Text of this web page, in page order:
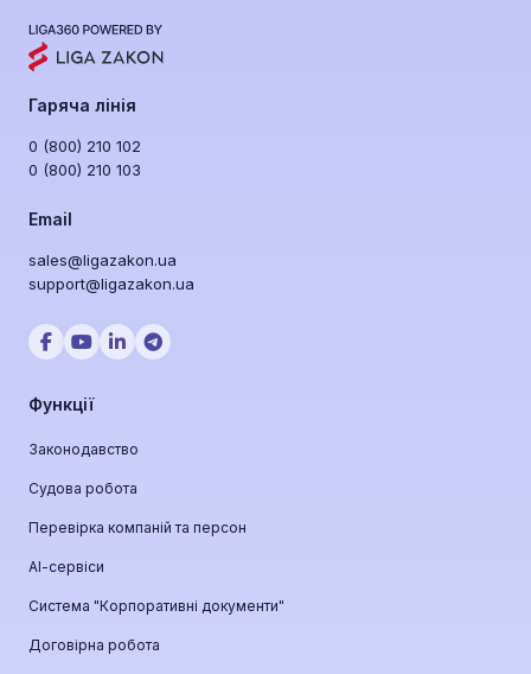
Гаряча лінія
0 (800) 210 102
0 (800) 210 103
Email
sales@ligazakon.ua
support@ligazakon.ua
Функції
Законодавство
Судова робота
Перевірка компаній та персон
АІ-сервіси
Система "Корпоративні документи"
Договірна робота